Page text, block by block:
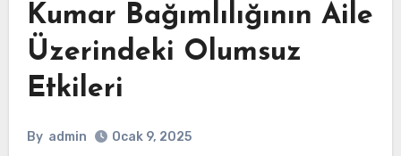
Kumar Bağımlılığının Aile
Üzerindeki Olumsuz
Etkileri
By admin Ocak 9, 2025